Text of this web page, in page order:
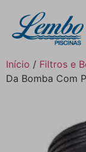
Início / Filtros e
Da Bomba Com